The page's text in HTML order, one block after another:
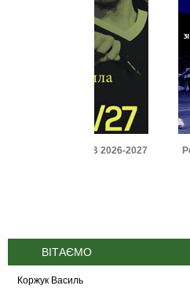
Регламент УАФ
трансферу
ВІТАЄМО
Коржук Василь